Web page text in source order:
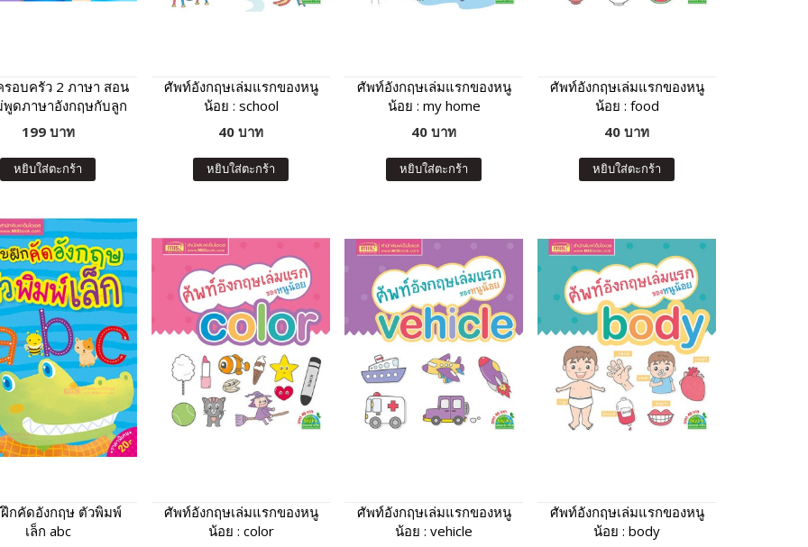
รอบครัว 2 ภาษา สอน
ดภาษาอังกฤษกับลูก
ฉบับปรับปรุง
199 บาท
หยิบใส่ตะกร้า
ศัพท์อังกฤษเล่มแรกของหนู
น้อย : school
40 บาท
หยิบใส่ตะกร้า
ศัพท์อังกฤษเล่มแรกของหนู
น้อย : my home
40 บาท
หยิบใส่ตะกร้า
ศัพท์อังกฤษเล่มแรกของหนู
น้อย : food
40 บาท
หยิบใส่ตะกร้า
กคัดอังกฤษ ตัวพิมพ์
เล็ก abc
ศัพท์อังกฤษเล่มแรกของหนู
น้อย : color
ศัพท์อังกฤษเล่มแรกของหนู
น้อย : vehicle
ศัพท์อังกฤษเล่มแรกของหนู
น้อย : body